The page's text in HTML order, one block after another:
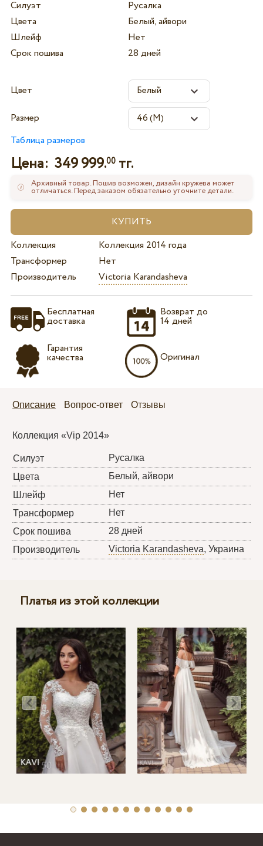
Силуэт
Русалка
Цвета
Белый, айвори
Шлейф
Нет
Срок пошива
28 дней
Цвет
Размер
Таблица размеров
Цена: 349 999.00тг.
Архивный товар. Пошив возможен, дизайн кружева может
отличаться. Перед заказом обязательно уточните детали.
Коллекция
Коллекция 2014 года
Трансформер
Нет
Производитель
Victoria Karandasheva
Бесплатная
доставка
Гарантия
качества
Возврат до
14 дней
Оригинал
Описание Вопрос-ответ Отзывы
Коллекция «Vip 2014»
Силуэт
Русалка
Цвета
Белый, айвори
Шлейф
Нет
Трансформер
Нет
Срок пошива
28 дней
Производитель
Victoria Karandasheva, Украина
Платья из этой коллекции